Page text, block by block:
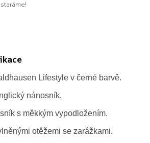
Lifestyle v černé barvě.
nánosník.
s měkkým vypodložením.
otěžemi se zarážkami.